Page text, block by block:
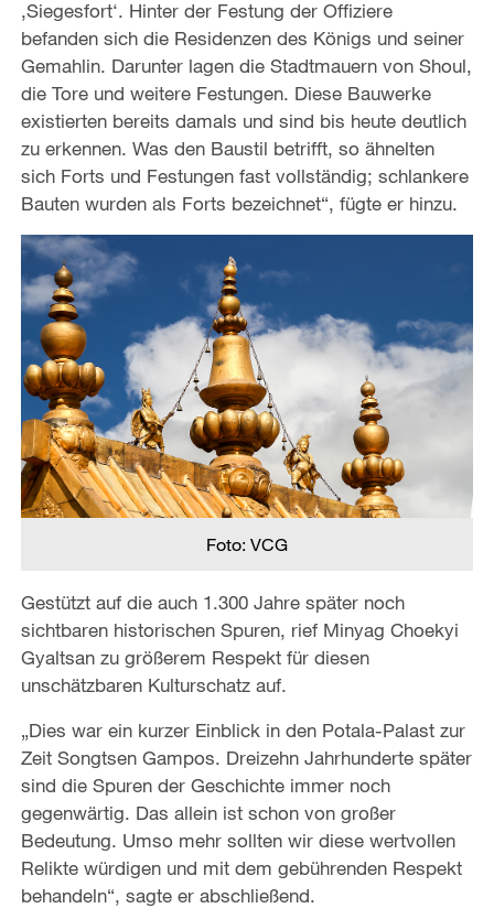
‚Siegesfort‘. Hinter der Festung der Offiziere
befanden sich die Residenzen des Königs und seiner
Gemahlin. Darunter lagen die Stadtmauern von Shoul,
die Tore und weitere Festungen. Diese Bauwerke
existierten bereits damals und sind bis heute deutlich
zu erkennen. Was den Baustil betrifft, so ähnelten
sich Forts und Festungen fast vollständig; schlankere
Bauten wurden als Forts bezeichnet“, fügte er hinzu.
Foto: VCG
Gestützt auf die auch 1.300 Jahre später noch
sichtbaren historischen Spuren, rief Minyag Choekyi
Gyaltsan zu größerem Respekt für diesen
unschätzbaren Kulturschatz auf.
„Dies war ein kurzer Einblick in den Potala-Palast zur
Zeit Songtsen Gampos. Dreizehn Jahrhunderte später
sind die Spuren der Geschichte immer noch
gegenwärtig. Das allein ist schon von großer
Bedeutung. Umso mehr sollten wir diese wertvollen
Relikte würdigen und mit dem gebührenden Respekt
behandeln“, sagte er abschließend.